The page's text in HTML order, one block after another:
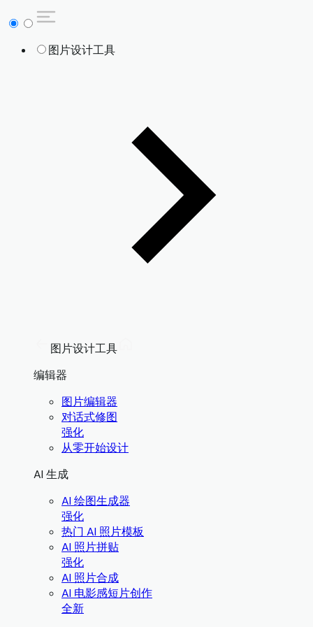
图片设计工具
图片设计工具
编辑器
图片编辑器
对话式修图
强化
从零开始设计
AI 生成
AI 绘图生成器
强化
热门 AI 照片模板
AI 照片拼贴
强化
AI 照片合成
AI 电影感短片创作
全新